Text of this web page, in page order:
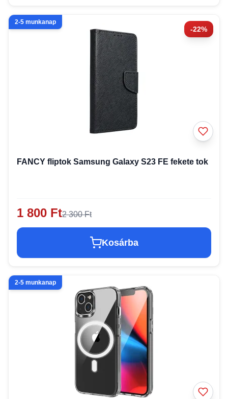
-22%
2-5 munkanap
FANCY fliptok Samsung Galaxy S23 FE fekete tok
1 800 Ft2 300 Ft
Kosárba
2-5 munkanap